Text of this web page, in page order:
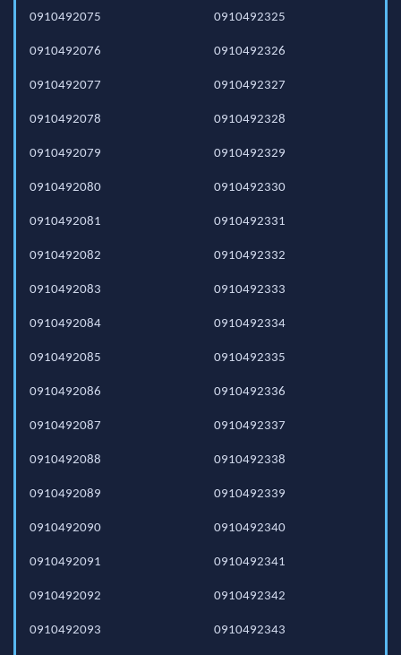
0910492075
0910492076
0910492077
0910492078
0910492079
0910492080
0910492081
0910492082
0910492083
0910492084
0910492085
0910492086
0910492087
0910492088
0910492089
0910492090
0910492091
0910492092
0910492093
0910492325
0910492326
0910492327
0910492328
0910492329
0910492330
0910492331
0910492332
0910492333
0910492334
0910492335
0910492336
0910492337
0910492338
0910492339
0910492340
0910492341
0910492342
0910492343